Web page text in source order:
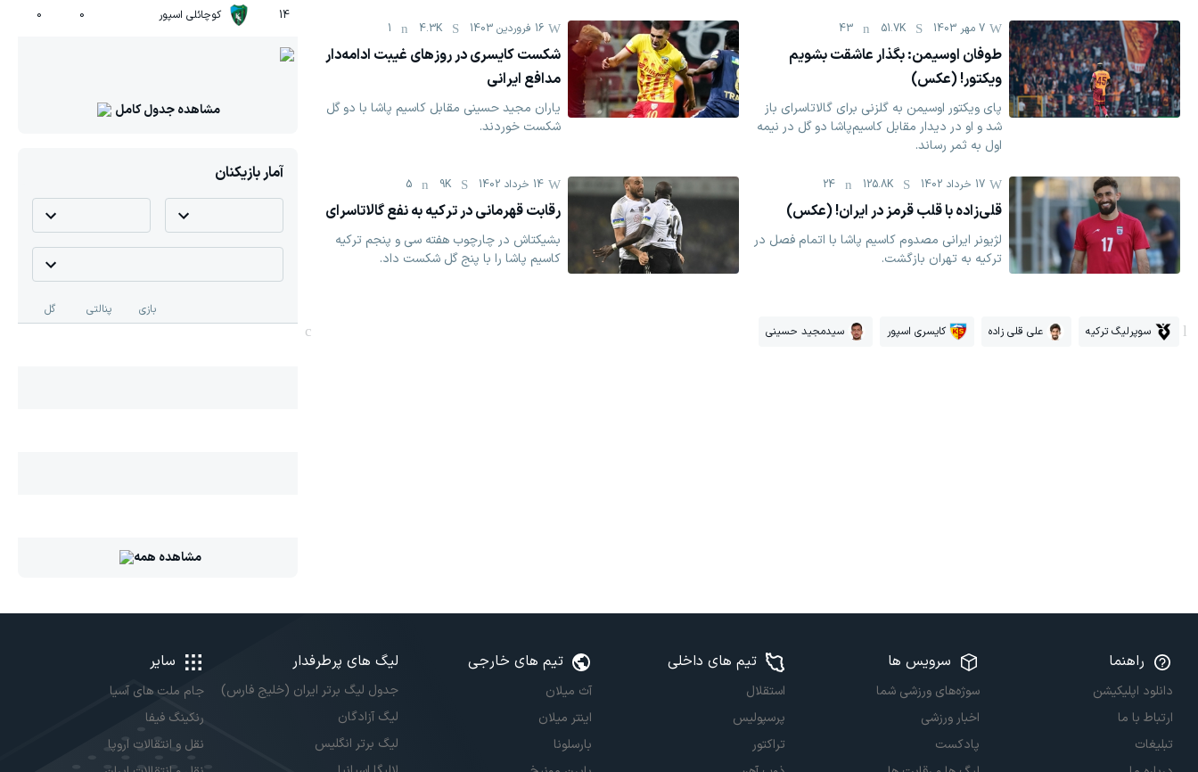
7 مهر 1403 51.7K
43
طوفان اوسیمن: بگذار عاشقت بشویم
ویکتور! (عکس)‏
پای ویکتور اوسیمن به گلزنی برای گالاتاسرای باز
شد و او در دیدار ‏مقابل کاسیم‌پاشا دو گل در نیمه
اول به ثمر رساند. ‏
16 فروردين 1403 4.3K
1
شکست کایسری در روزهای غیبت ادامه‌دار
مدافع ایرانی
یاران مجید حسینی مقابل کاسیم پاشا با دو گل
شکست خوردند.
17 خرداد 1402 125.8K
24
قلی‌زاده با قلب قرمز در ایران! (عکس)
لژیونر ایرانی مصدوم کاسیم پاشا با اتمام فصل در
ترکیه به تهران بازگشت.
14 خرداد 1402 9K
5
رقابت قهرمانی در ترکیه به نفع گالاتاسرای
بشیکتاش در چارچوب هفته سی و پنجم ترکیه
کاسیم پاشا را با پنج گل شکست داد.
سوپرلیگ ترکیه علی قلی زاده کایسری اسپور سیدمجید حسینی
14 کوچائلی اسپور 0
0
مشاهده جدول کامل
آمار بازیکنان
بازی پنالتی گل
مشاهده همه
راهنما
دانلود اپلیکیشن
ارتباط با ما
تبلیغات
سرویس ها
سوژه‌های ورزشی شما
اخبار ورزشی
پادکست
تیم های داخلی
استقلال
پرسپولیس
تراکتور
تیم های خارجی
آث میلان
اینتر میلان
بارسلونا
لیگ های پرطرفدار
جدول لیگ برتر ایران (خلیج فارس)
لیگ آزادگان
لیگ برتر انگلیس
سایر
جام ملت های آسیا
رنکینگ فیفا
نقل و انتقالات اروپا